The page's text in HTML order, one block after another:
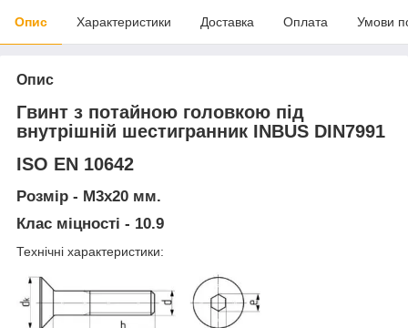
Опис Характеристики Доставка Оплата Умови
Опис
Гвинт з потайною головкою під
внутрішній шестигранник INBUS DIN7991
ISO EN 10642
Розмір - М3х20 мм.
Клас міцності - 10.9
Технічні характеристики: